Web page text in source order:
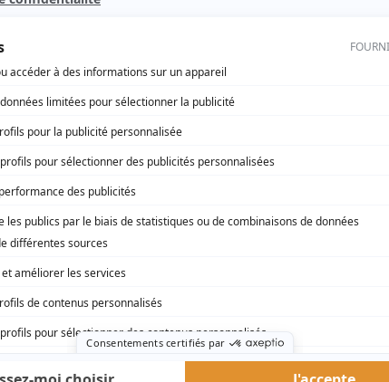
carbure à son petit écran. Celui qu’on surnomme parfois «l’encyclopédie de
2001. Sa spécialité: la télé québécoise. On peut l’entendre régulièrement